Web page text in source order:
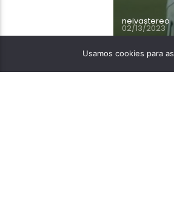
neivastereo
02/13/2023
Usamos cookies para